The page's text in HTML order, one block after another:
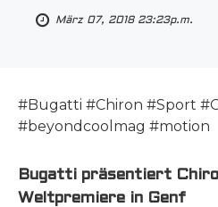
März 07, 2018 23:23p.m.
#Bugatti #Chiron #Sport
#beyondcoolmag #motion
Bugatti präsentiert
Weltpremiere in Genf